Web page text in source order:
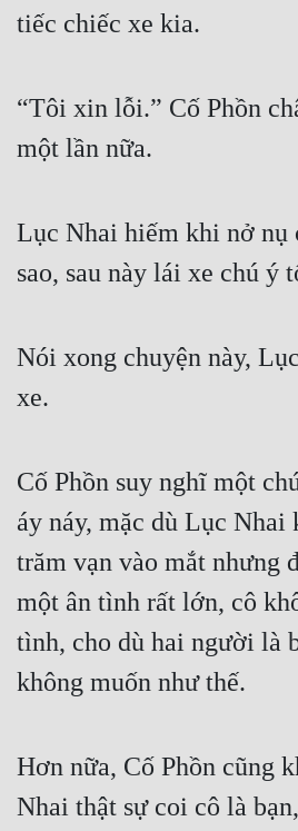
tiếc chiếc xe kia.
“Tôi xin lỗi.” Cố Phồn
một lần nữa.
Lục Nhai hiếm khi nở nụ
sao, sau này lái xe chú ý
Nói xong chuyện này,
xe.
Cố Phồn suy nghĩ một
áy náy, mặc dù Lục Nhai
trăm vạn vào mắt nhưng
một ân tình rất lớn, cô
tình, cho dù hai người là
không muốn như thế.
Hơn nữa, Cố Phồn cũng
Nhai thật sự coi cô là